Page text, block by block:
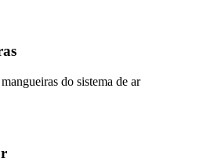
do sistema de ar